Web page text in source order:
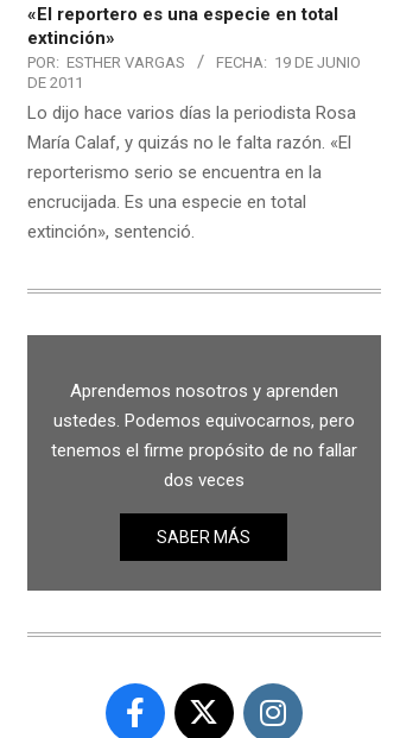
«El reportero es una especie en total
extinción»
POR: ESTHER VARGAS FECHA: 19 DE JUNIO
DE 2011
Lo dijo hace varios días la periodista Rosa
María Calaf, y quizás no le falta razón. «El
reporterismo serio se encuentra en la
encrucijada. Es una especie en total
extinción», sentenció.
Aprendemos nosotros y aprenden
ustedes. Podemos equivocarnos, pero
tenemos el firme propósito de no fallar
dos veces
SABER MÁS